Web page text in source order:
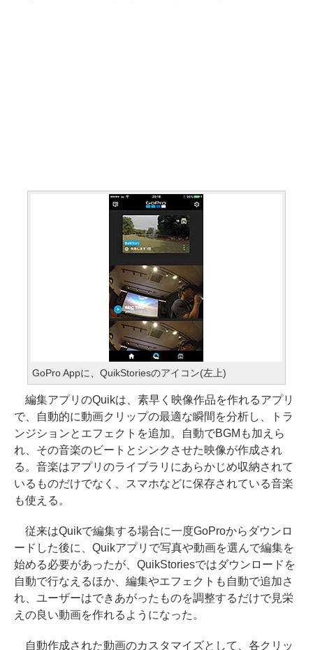
GoPro Appに、QuikStoriesのアイコン(左上)
編集アプリのQuikは、素早く映像作品を作れるアプリ
で、自動的に動画クリップの最適な瞬間を分析し、トラ
ンジションとエフェクトを追加。自動でBGMも加えら
れ、その音楽のビートとシンクさせた映像が作成され
る。音楽はアプリのライブラリにあらかじめ収納されて
いるものだけでなく、スマホなどに保存されている音楽
も使える。
従来はQuikで編集する場合に一度GoProからダウンロ
ードした後に、Quikアプリで写真や動画を選んで編集を
始める必要があったが、QuikStoriesではダウンロードを
自動で行なえるほか、編集やエフェクトも自動で追加さ
れ、ユーザーはできあがったものを調整するだけで見栄
えの良い動画を作れるようになった。
自動作成された動画のカスタマイズとして、各クリッ